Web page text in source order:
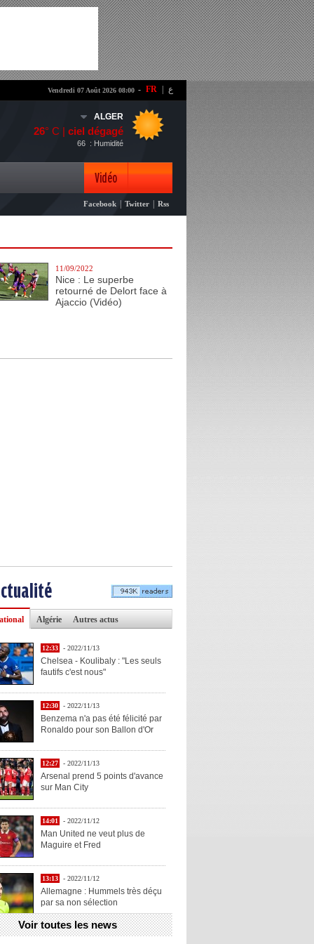
- FR ع Vendredi 07 Août 2026 08:00
ALGER
26° C | ciel dégagé
: Humidité
66
Vidéo
Photo
Facebook Twitter Rss
11/09/2022
Nice : Le superbe
retourné de Delort face à
Ajaccio (Vidéo)
Algérie Autres actus
12:33 - 2022/11/13
Chelsea - Koulibaly : "Les seuls
fautifs c'est nous"
12:30 - 2022/11/13
Benzema n'a pas été félicité par
Ronaldo pour son Ballon d'Or
12:27 - 2022/11/13
Arsenal prend 5 points d'avance
sur Man City
14:01 - 2022/11/12
Man United ne veut plus de
Maguire et Fred
13:13 - 2022/11/12
Allemagne : Hummels très déçu
par sa non sélection
13:11 - 2022/11/12
Voir toutes les news